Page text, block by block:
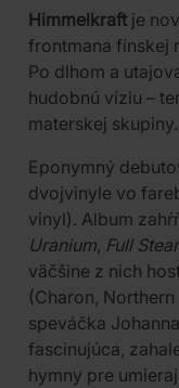
Himmelkraft je
frontmana fínskej
Po dlhom a
hudobnú víziu –
materskej skupiny.
Eponymný
dvojvinyle vo
vinyl). Album
Uranium, Full
väčšine z nich
(Charon,
speváčka
fascinujúca,
hymny pre